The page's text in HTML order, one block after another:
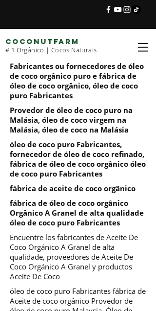
COCONUTFARM
# 1 Orgânico | Cocos Naturais
Fabricantes ou fornecedores de óleo
de coco orgânico puro e fábrica de
óleo de coco orgânico, óleo de coco
puro Fabricantes
Provedor de óleo de coco puro na
Malásia, óleo de coco virgem na
Malásia, óleo de coco na Malásia
óleo de coco puro Fabricantes,
fornecedor de óleo de coco refinado,
fábrica de óleo de coco orgânico óleo
de coco puro Fabricantes
fábrica de aceite de coco orgânico
fábrica de óleo de coco orgânico
Orgânico A Granel de alta qualidade
óleo de coco puro Fabricantes
Encuentre los fabricantes de Aceite De
Coco Orgánico A Granel de alta
qualidade, proveedores de Aceite De
Coco Orgánico A Granel y productos
Aceite De Coco
óleo de coco puro Fabricantes fábrica de
Aceite de coco orgânico Provedor de